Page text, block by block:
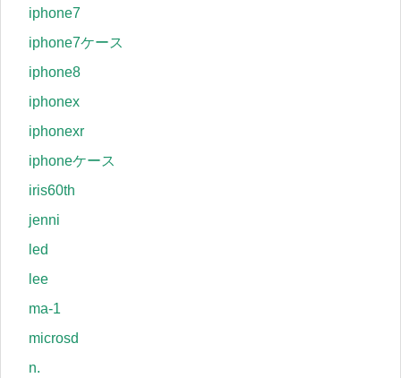
iphone7
iphone7ケース
iphone8
iphonex
iphonexr
iphoneケース
iris60th
jenni
led
lee
ma-1
microsd
n.